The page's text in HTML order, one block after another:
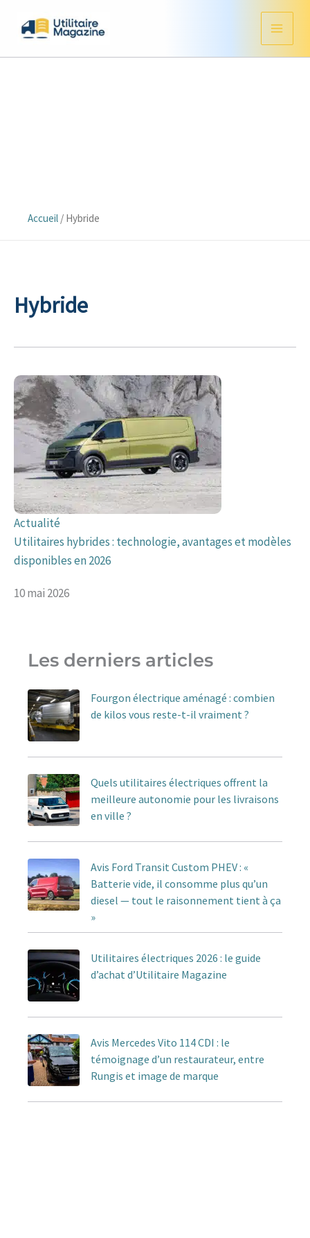
Accueil / Hybride
Hybride
Actualité
Utilitaires hybrides : technologie, avantages et modèles
disponibles en 2026
10 mai 2026
Les derniers articles
Fourgon électrique aménagé : combien
de kilos vous reste-t-il vraiment ?
Quels utilitaires électriques offrent la
meilleure autonomie pour les livraisons
en ville ?
Avis Ford Transit Custom PHEV : «
Batterie vide, il consomme plus qu’un
diesel — tout le raisonnement tient à ça
»
Utilitaires électriques 2026 : le guide
d’achat d’Utilitaire Magazine
Avis Mercedes Vito 114 CDI : le
témoignage d’un restaurateur, entre
Rungis et image de marque